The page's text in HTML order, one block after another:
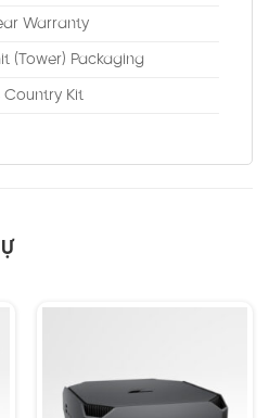
Warranty
(Tower) Packaging
Country Kit